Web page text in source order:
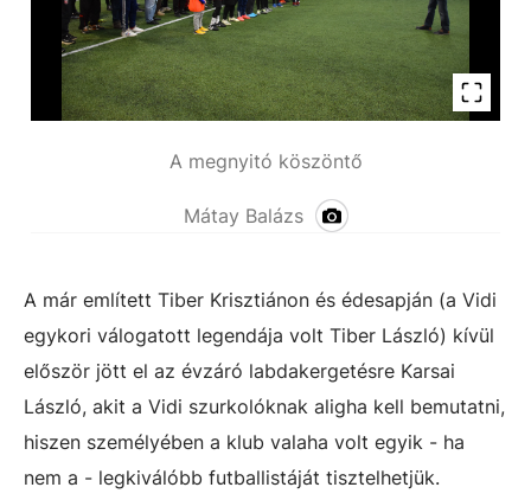
A megnyitó köszöntő
Mátay Balázs
A már említett Tiber Krisztiánon és édesapján (a Vidi
egykori válogatott legendája volt Tiber László) kívül
először jött el az évzáró labdakergetésre Karsai
László, akit a Vidi szurkolóknak aligha kell bemutatni,
hiszen személyében a klub valaha volt egyik - ha
nem a - legkiválóbb futballistáját tisztelhetjük.